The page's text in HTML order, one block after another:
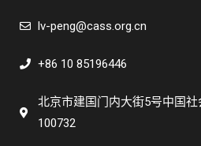
lv-peng@cass.org.cn
+86 10 85196446
北京市建国门内大街5号中国社
100732